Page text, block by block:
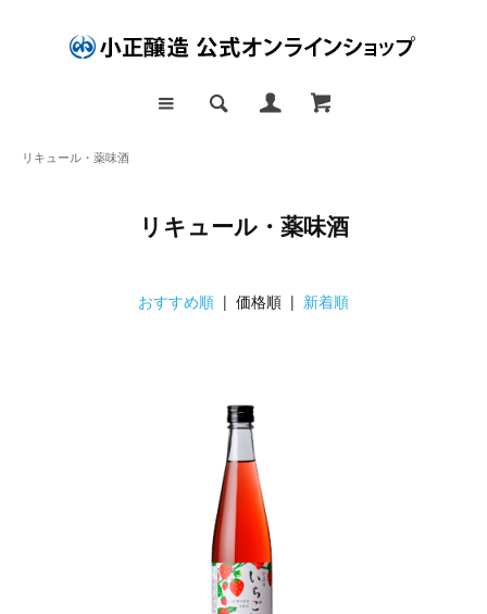
リキュール・薬味酒
リキュール・薬味酒
おすすめ順 | 価格順 | 新着順